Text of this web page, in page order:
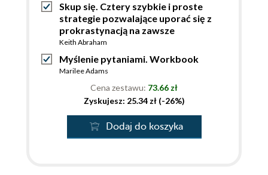
Skup się. Cztery szybkie i proste
strategie pozwalające uporać się z
prokrastynacją na zawsze
Keith Abraham
Myślenie pytaniami. Workbook
Marilee Adams
Cena zestawu: 73.66 zł
Zyskujesz: 25.34 zł (-26%)
Dodaj do koszyka